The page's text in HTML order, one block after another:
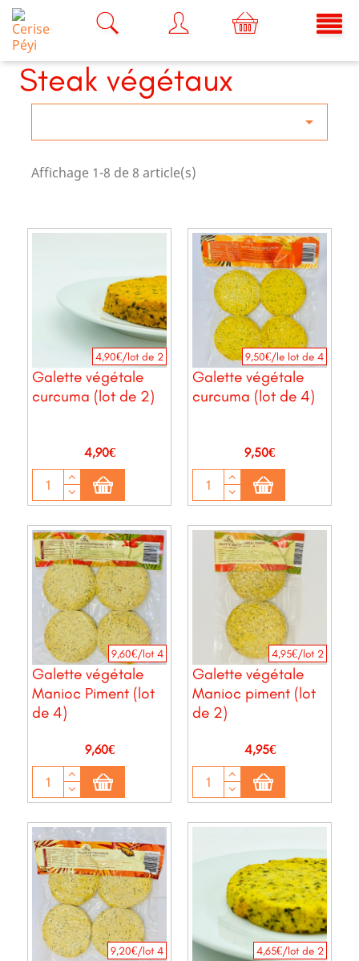
Steak végétaux

Affichage 1-8 de 8 article(s)
Galette végétale
curcuma (lot de 2)
4,90€/lot de 2
Prix
4,90€
Galette végétale
curcuma (lot de 4)
9,50€/le lot de 4
Prix
9,50€
Galette végétale
Manioc Piment (lot
de 4)
9,60€/lot 4
Prix
9,60€
Galette végétale
Manioc piment (lot
de 2)
4,95€/lot 2
Prix
4,95€
9,20€/lot 4 4,65€/lot de 2